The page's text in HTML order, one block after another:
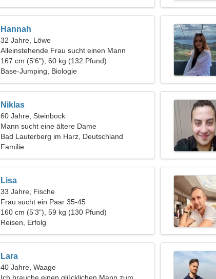
Hannah
32 Jahre, Löwe
Alleinstehende Frau sucht einen Mann
167 cm (5'6"), 60 kg (132 Pfund)
Base-Jumping, Biologie
Niklas
60 Jahre, Steinbock
Mann sucht eine ältere Dame
Bad Lauterberg im Harz, Deutschland
Familie
Lisa
33 Jahre, Fische
Frau sucht ein Paar 35-45
160 cm (5'3"), 59 kg (130 Pfund)
Reisen, Erfolg
Lara
40 Jahre, Waage